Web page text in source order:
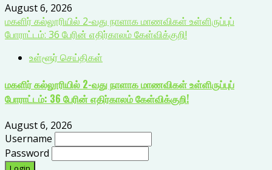
August 6, 2026
மகளிர் கல்லூரியில் 2-வது நாளாக மாணவிகள் உள்ளிருப்புப்
போராட்டம்: 36 பேரின் எதிர்காலம் கேள்விக்குறி!
உள்ளூர் செய்திகள்
மகளிர் கல்லூரியில் 2-வது நாளாக மாணவிகள் உள்ளிருப்புப்
போராட்டம்: 36 பேரின் எதிர்காலம் கேள்விக்குறி!
August 6, 2026
Username
Password